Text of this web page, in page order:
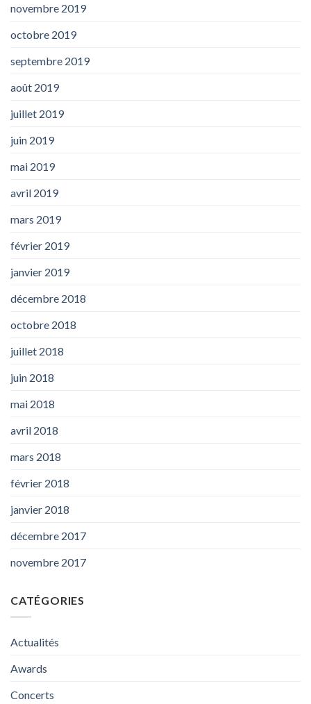
novembre 2019
octobre 2019
septembre 2019
août 2019
juillet 2019
juin 2019
mai 2019
avril 2019
mars 2019
février 2019
janvier 2019
décembre 2018
octobre 2018
juillet 2018
juin 2018
mai 2018
avril 2018
mars 2018
février 2018
janvier 2018
décembre 2017
novembre 2017
CATÉGORIES
Actualités
Awards
Concerts